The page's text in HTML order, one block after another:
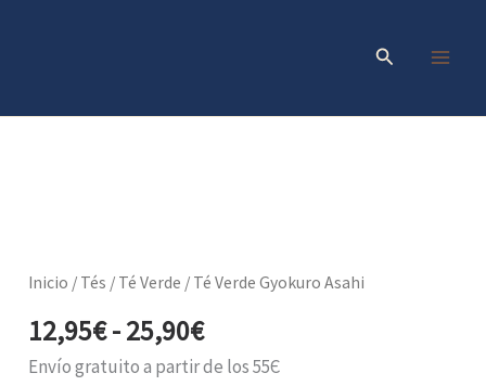
Buscar
Inicio / Tés / Té Verde / Té Verde Gyokuro Asahi
12,95€-25,90€
precios:
12,95€
hasta
Envío gratuito a partir de los 55Є
Asahi
cantidad